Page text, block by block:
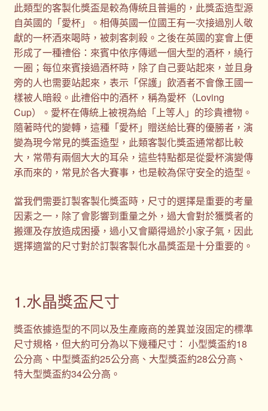
此類型的客製化獎盃是較為傳統且普遍的，此獎盃造型源
自英國的「愛杯」。相傳英國一位國王有一次接過別人敬
獻的一杯酒來喝時，被刺客刺殺。之後在英國的宴會上便
形成了一種禮俗：來賓中依序傳遞一個大型的酒杯，繞行
一圈；每位來賓接過酒杯時，除了自己要站起來，並且身
旁的人也需要站起來，表示「保護」飲酒者不會像王國一
樣被人暗殺。此禮俗中的酒杯，稱為愛杯（Loving
Cup）。愛杯在傳統上被視為給「上等人」的珍貴禮物。
隨著時代的變轉，這種「愛杯」贈送給比賽的優勝者，演
變為現今常見的獎盃造型，此類客製化獎盃通常都比較
大，常帶有兩個大大的耳朵，這些特點都是從愛杯演變傳
承而來的，常見於各大賽事，也是較為保守安全的造型。
當我們需要訂製客製化獎盃時，尺寸的選擇是重要的考量
因素之一，除了會影響到重量之外，過大會對於獲獎者的
搬運及存放造成困擾，過小又會顯得過於小家子氣，因此
選擇適當的尺寸對於訂製客製化水晶獎盃是十分重要的。
1.水晶獎盃尺寸
獎盃依據造型的不同以及生產廠商的差異並沒固定的標準
尺寸規格，但大約可分為以下幾種尺寸： 小型獎盃約18
公分高、中型獎盃約25公分高、大型獎盃約28公分高、
特大型獎盃約34公分高。